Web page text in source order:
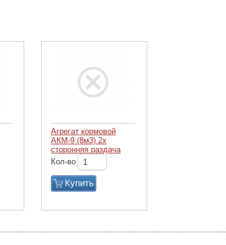
Агрегат кормовой
АКМ-9 (8м3) 2х
сторонняя раздача
Кол-во
Купить